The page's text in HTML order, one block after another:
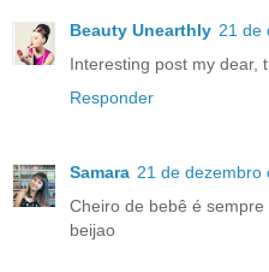
Beauty Unearthly 21 de
Interesting post my dear,
Responder
Samara 21 de dezembro
Cheiro de bebê é
beijao